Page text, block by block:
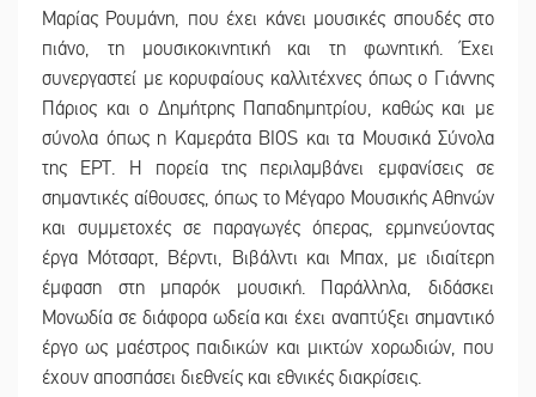
Μαρίας Ρουμάνη, που έχει κάνει μουσικές σπουδές στο
πιάνο, τη μουσικοκινητική και τη φωνητική. Έχει
συνεργαστεί με κορυφαίους καλλιτέχνες όπως ο Γιάννης
Πάριος και ο Δημήτρης Παπαδημητρίου, καθώς και με
σύνολα όπως η Καμεράτα BIOS και τα Μουσικά Σύνολα
της ΕΡΤ. Η πορεία της περιλαμβάνει εμφανίσεις σε
σημαντικές αίθουσες, όπως το Μέγαρο Μουσικής Αθηνών
και συμμετοχές σε παραγωγές όπερας, ερμηνεύοντας
έργα Μότσαρτ, Βέρντι, Βιβάλντι και Μπαχ, με ιδιαίτερη
έμφαση στη μπαρόκ μουσική. Παράλληλα, διδάσκει
Μονωδία σε διάφορα ωδεία και έχει αναπτύξει σημαντικό
έργο ως μαέστρος παιδικών και μικτών χορωδιών, που
έχουν αποσπάσει διεθνείς και εθνικές διακρίσεις.